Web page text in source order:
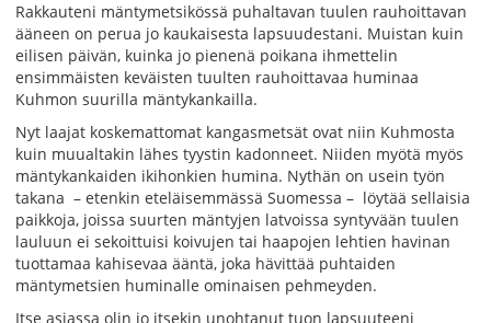
Rakkauteni mäntymetsikössä puhaltavan tuulen rauhoittavan
ääneen on perua jo kaukaisesta lapsuudestani. Muistan kuin
eilisen päivän, kuinka jo pienenä poikana ihmettelin
ensimmäisten keväisten tuulten rauhoittavaa huminaa
Kuhmon suurilla mäntykankailla.
Nyt laajat koskemattomat kangasmetsät ovat niin Kuhmosta
kuin muualtakin lähes tyystin kadonneet. Niiden myötä myös
mäntykankaiden ikihonkien humina. Nythän on usein työn
takana – etenkin eteläisemmässä Suomessa – löytää sellaisia
paikkoja, joissa suurten mäntyjen latvoissa syntyvään tuulen
lauluun ei sekoittuisi koivujen tai haapojen lehtien havinan
tuottamaa kahisevaa ääntä, joka hävittää puhtaiden
mäntymetsien huminalle ominaisen pehmeyden.
Itse asiassa olin jo itsekin unohtanut tuon lapsuuteeni